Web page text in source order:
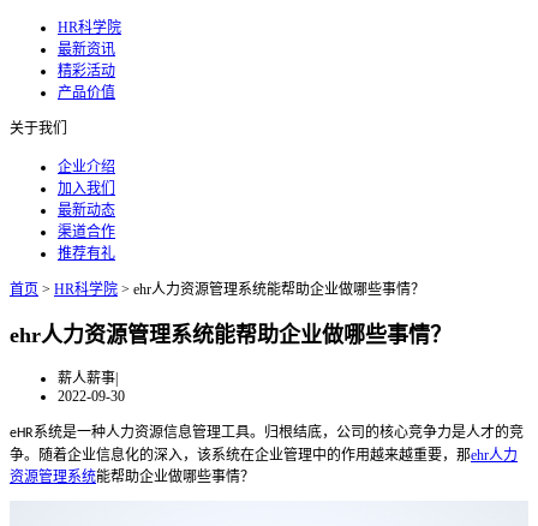
HR科学院
最新资讯
精彩活动
产品价值
关于我们
企业介绍
加入我们
最新动态
渠道合作
推荐有礼
首页 > HR科学院 > ehr人力资源管理系统能帮助企业做哪些事情？
ehr人力资源管理系统能帮助企业做哪些事情？
薪人薪事|
2022-09-30
eHR系统是一种人力资源信息管理工具。归根结底，公司的核心竞争力是人才的竞
争。随着企业信息化的深入，该系统在企业管理中的作用越来越重要，那ehr人力
资源管理系统能帮助企业做哪些事情？